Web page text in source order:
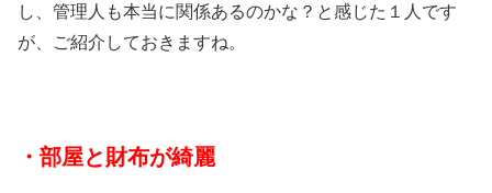
し、管理人も本当に関係あるのかな？と感じた１人です
が、ご紹介しておきますね。
・部屋と財布が綺麗